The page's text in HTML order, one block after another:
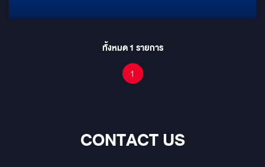
ทั้งหมด1 รายการ
1
CONTACT US